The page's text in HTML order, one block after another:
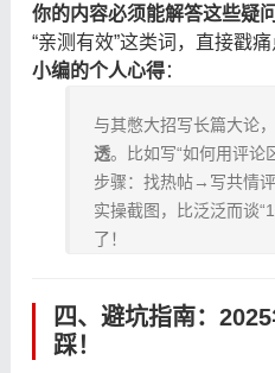
你的内容必须能解答这些疑问
“亲测有效”这类词，直接戳痛
小编的个人心得：
与其憋大招写长篇大论
透。比如写“如何用评论
步骤：找热帖→写共情
实操截图，比泛泛而谈
了！
四、避坑指南：
踩！